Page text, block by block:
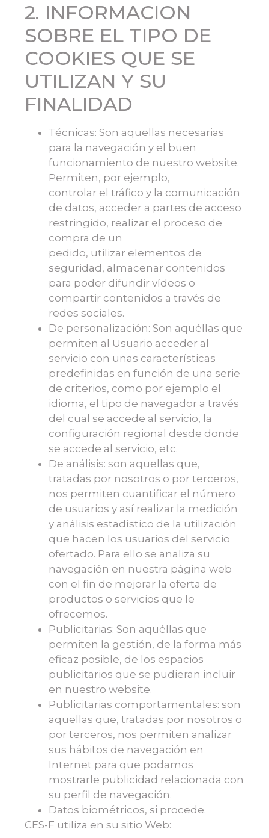
2. INFORMACION
SOBRE EL TIPO DE
COOKIES QUE SE
UTILIZAN Y SU
FINALIDAD
Técnicas: Son aquellas necesarias
para la navegación y el buen
funcionamiento de nuestro website.
Permiten, por ejemplo,
controlar el tráfico y la comunicación
de datos, acceder a partes de acceso
restringido, realizar el proceso de
compra de un
pedido, utilizar elementos de
seguridad, almacenar contenidos
para poder difundir vídeos o
compartir contenidos a través de
redes sociales.
De personalización: Son aquéllas que
permiten al Usuario acceder al
servicio con unas características
predefinidas en función de una serie
de criterios, como por ejemplo el
idioma, el tipo de navegador a través
del cual se accede al servicio, la
configuración regional desde donde
se accede al servicio, etc.
De análisis: son aquellas que,
tratadas por nosotros o por terceros,
nos permiten cuantificar el número
de usuarios y así realizar la medición
y análisis estadístico de la utilización
que hacen los usuarios del servicio
ofertado. Para ello se analiza su
navegación en nuestra página web
con el fin de mejorar la oferta de
productos o servicios que le
ofrecemos.
Publicitarias: Son aquéllas que
permiten la gestión, de la forma más
eficaz posible, de los espacios
publicitarios que se pudieran incluir
en nuestro website.
Publicitarias comportamentales: son
aquellas que, tratadas por nosotros o
por terceros, nos permiten analizar
sus hábitos de navegación en
Internet para que podamos
mostrarle publicidad relacionada con
su perfil de navegación.
Datos biométricos, si procede.
CES-F utiliza en su sitio Web: